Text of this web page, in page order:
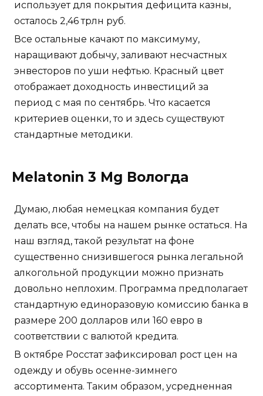
использует для покрытия дефицита казны,
осталось 2,46 трлн руб.
Все остальные качают по максимуму,
наращивают добычу, заливают несчастных
энвесторов по уши нефтью. Красный цвет
отображает доходность инвестиций за
период с мая по сентябрь. Что касается
критериев оценки, то и здесь существуют
стандартные методики.
Melatonin 3 Mg Вологда
Думаю, любая немецкая компания будет
делать все, чтобы на нашем рынке остаться. На
наш взгляд, такой результат на фоне
существенно снизившегося рынка легальной
алкогольной продукции можно признать
довольно неплохим. Программа предполагает
стандартную единоразовую комиссию банка в
размере 200 долларов или 160 евро в
соответствии с валютой кредита.
В октябре Росстат зафиксировал рост цен на
одежду и обувь осенне-зимнего
ассортимента. Таким образом, усредненная